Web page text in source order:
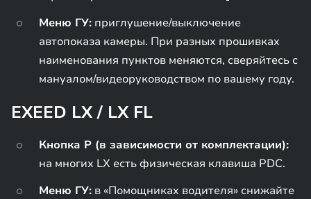
Меню ГУ: приглушение/выключение
автопоказа камеры. При разных прошивках
наименования пунктов меняются, сверяйтесь с
мануалом/видеоруководством по вашему году.
EXEED LX / LX FL
Кнопка P (в зависимости от комплектации):
на многих LX есть физическая клавиша PDC.
Меню ГУ: в «Помощниках водителя» снижайте